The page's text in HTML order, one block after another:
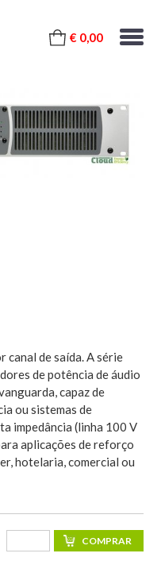
€ 0,00
canal de saída. A série
de potência de áudio
capaz de
ou sistemas de
impedância (linha 100 V
aplicações de reforço
hotelaria, comercial ou